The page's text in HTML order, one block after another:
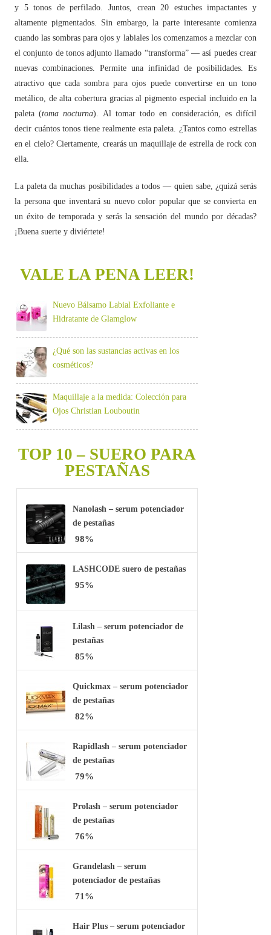
y 5 tonos de perfilado. Juntos, crean 20 estuches impactantes y
altamente pigmentados. Sin embargo, la parte interesante comienza
cuando las sombras para ojos y labiales los comenzamos a mezclar con
el conjunto de tonos adjunto llamado “transforma” — así puedes crear
nuevas combinaciones. Permite una infinidad de posibilidades. Es
atractivo que cada sombra para ojos puede convertirse en un tono
metálico, de alta cobertura gracias al pigmento especial incluido en la
paleta (toma nocturna). Al tomar todo en consideración, es difícil
decir cuántos tonos tiene realmente esta paleta. ¿Tantos como estrellas
en el cielo? Ciertamente, crearás un maquillaje de estrella de rock con
ella.
La paleta da muchas posibilidades a todos — quien sabe, ¿quizá serás
la persona que inventará su nuevo color popular que se convierta en
un éxito de temporada y serás la sensación del mundo por décadas?
¡Buena suerte y diviértete!
VALE LA PENA LEER!
Nuevo Bálsamo Labial Exfoliante e
Hidratante de Glamglow
¿Qué son las sustancias activas en los
cosméticos?
Maquillaje a la medida: Colección para
Ojos Christian Louboutin
TOP 10 – SUERO PARA
PESTAÑAS
Nanolash – serum potenciador
de pestañas
98%
LASHCODE suero de pestañas
95%
Lilash – serum potenciador de
pestañas
85%
Quickmax – serum potenciador
de pestañas
82%
Rapidlash – serum potenciador
de pestañas
79%
Prolash – serum potenciador
de pestañas
76%
Grandelash – serum
potenciador de pestañas
71%
Hair Plus – serum potenciador